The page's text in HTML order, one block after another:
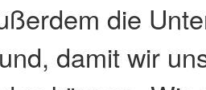
die
damit wir